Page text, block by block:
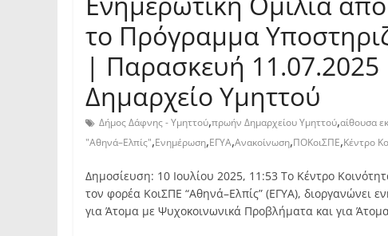
το Πρόγραμμα
| Παρασκευή
Δημαρχείο Υμηττού
Δήμος Δάφνης - Υμηττού,πρωήν Δημαρχείου Υμηττού,αίθουσα
"Αθηνά–Ελπίς",Ενημέρωση,ΕΓΥΑ,Ανακοίνωση,ΠΟΚοιΣΠΕ,Κέντρο
Δημοσίευση: 10 Ιουλίου 2025, 11:53 Το Κέντρο
τον φορέα ΚοιΣΠΕ “Αθηνά–Ελπίς” (ΕΓΥΑ), διοργανώνει
για Άτομα με Ψυχοκοινωνικά Προβλήματα και για